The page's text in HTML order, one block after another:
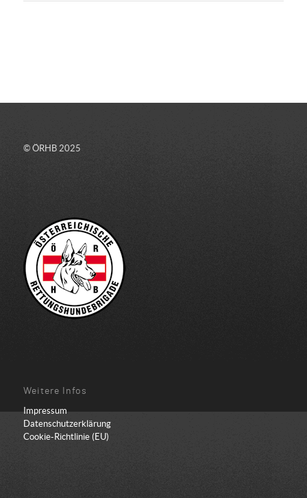
© ÖRHB 2025
Weitere Infos
Impressum
Datenschutzerklärung
Cookie-Richtlinie (EU)